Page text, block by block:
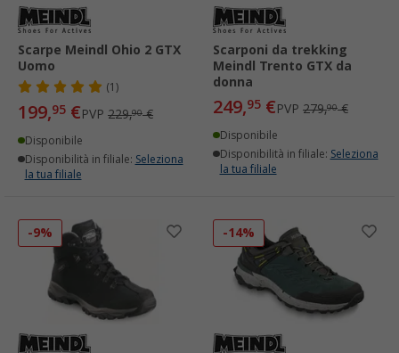
Scarpe Meindl Ohio 2 GTX
Uomo
(1)
199,95 €PVP 229,90€
Disponibile
Disponibilità in filiale: Seleziona
la tua filiale
Scarponi da trekking
Meindl Trento GTX da
donna
249,95 €PVP 279,90€
Disponibile
Disponibilità in filiale: Seleziona
la tua filiale
-9% -14%